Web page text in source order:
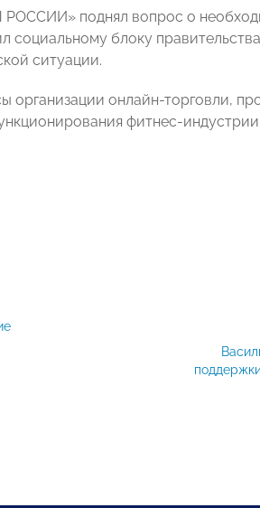
поднял вопрос о
социальному блоку
ситуации.
онлайн-торговли,
фитнес-